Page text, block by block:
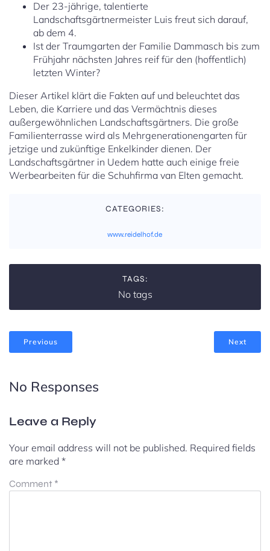
Der 23-jährige, talentierte
Landschaftsgärtnermeister Luis freut sich darauf,
ab dem 4.
Ist der Traumgarten der Familie Dammasch bis zum
Frühjahr nächsten Jahres reif für den (hoffentlich)
letzten Winter?
Dieser Artikel klärt die Fakten auf und beleuchtet das
Leben, die Karriere und das Vermächtnis dieses
außergewöhnlichen Landschaftsgärtners. Die große
Familienterrasse wird als Mehrgenerationengarten für
jetzige und zukünftige Enkelkinder dienen. Der
Landschaftsgärtner in Uedem hatte auch einige freie
Werbearbeiten für die Schuhfirma van Elten gemacht.
CATEGORIES:
www.reidelhof.de
TAGS:
No tags
Previous Next
No Responses
Leave a Reply
Your email address will not be published. Required fields
are marked *
Comment *